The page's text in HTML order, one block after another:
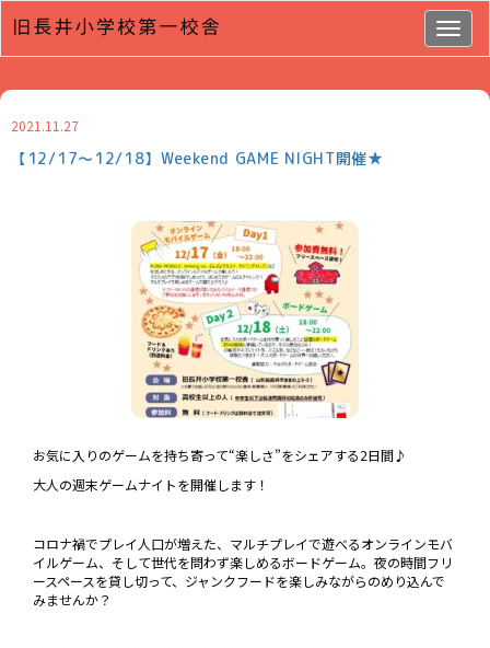
2021.11.27
【12/17～12/18】Weekend GAME NIGHT開催★
お気に入りのゲームを持ち寄って“楽しさ”をシェアする2日間♪
大人の週末ゲームナイトを開催します！
コロナ禍でプレイ人口が増えた、マルチプレイで遊べるオンラインモバ
イルゲーム、そして世代を問わず楽しめるボードゲーム。夜の時間フリ
ースペースを貸し切って、ジャンクフードを楽しみながらのめり込んで
みませんか？